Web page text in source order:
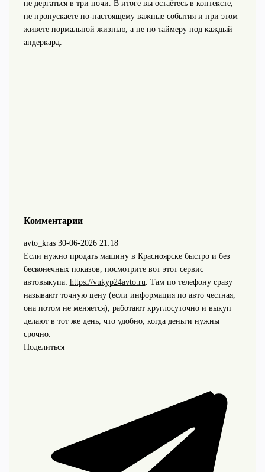
не дергаться в три ночи. В итоге вы остаётесь в контексте,
не пропускаете по‑настоящему важные события и при этом
живете нормальной жизнью, а не по таймеру под каждый
андеркард.
Комментарии
avto_kras 30-06-2026 21:18
Если нужно продать машину в Красноярске быстро и без
бесконечных показов, посмотрите вот этот сервис
автовыкупа: https://vukyp24avto.ru. Там по телефону сразу
называют точную цену (если информация по авто честная,
она потом не меняется), работают круглосуточно и выкуп
делают в тот же день, что удобно, когда деньги нужны
срочно.
Поделиться